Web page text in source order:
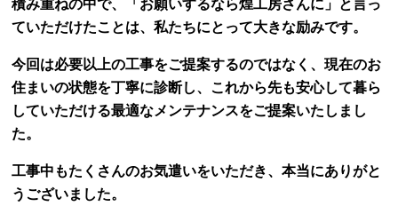
積み重ねの中で、「お願いするなら煌工房さんに」と言っ
ていただけたことは、私たちにとって大きな励みです。
今回は必要以上の工事をご提案するのではなく、現在のお
住まいの状態を丁寧に診断し、これから先も安心して暮ら
していただける最適なメンテナンスをご提案いたしまし
た。
工事中もたくさんのお気遣いをいただき、本当にありがと
うございました。